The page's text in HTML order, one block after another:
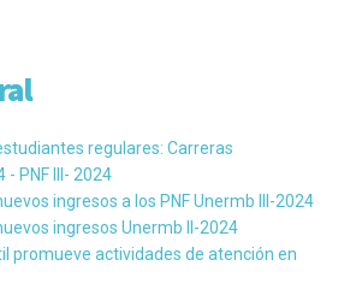
regulares: Carreras
PNF III- 2024
ingresos a los PNF Unermb III-2024
ingresos Unermb II-2024
promueve actividades de atención en